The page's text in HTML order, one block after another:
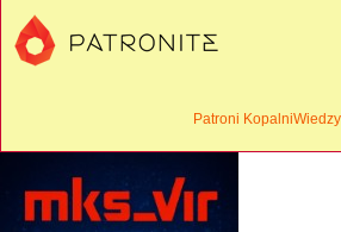
Patroni KopalniWiedzy